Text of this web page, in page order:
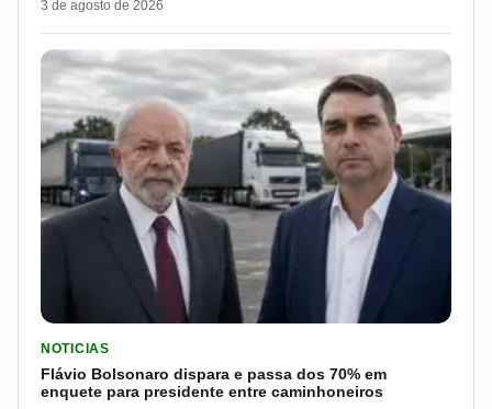
3 de agosto de 2026
NOTICIAS
Flávio Bolsonaro dispara e passa dos 70% em
enquete para presidente entre caminhoneiros